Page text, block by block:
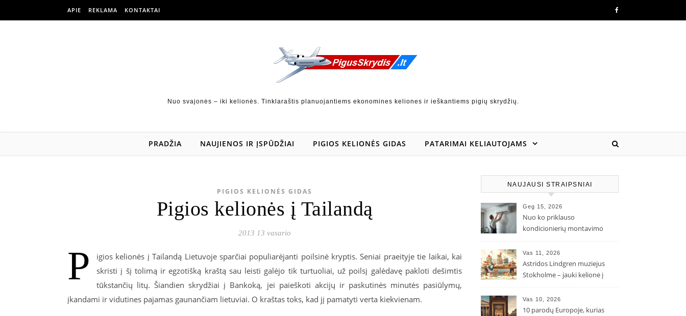
APIE REKLAMA KONTAKTAI
Nuo svajonės – iki kelionės. Tinklaraštis planuojantiems ekonomines keliones ir ieškantiems pigių skrydžių.
PRADŽIA NAUJIENOS IR ĮSPŪDŽIAI PIGIOS KELIONĖS GIDAS PATARIMAI KELIAUTOJAMS
PIGIOS KELIONĖS GIDAS
Pigios kelionės į Tailandą
2013 13 vasario
P
igios kelionės į Tailandą Lietuvoje sparčiai populiarėjanti poilsinė kryptis. Seniai praeityje tie laikai, kai
skristi į šį tolimą ir egzotišką kraštą sau leisti galėjo tik turtuoliai, už poilsį galėdavę pakloti dešimtis
tūkstančių litų. Šiandien skrydžiai į Bankoką, jei paieškoti akcijų ir paskutinės minutės pasiūlymų,
įkandami ir vidutines pajamas gaunančiam lietuviai. O kraštas toks, kad jį pamatyti verta kiekvienam.
NAUJAUSI STRAIPSNIAI
Geg 15, 2026
Nuo ko priklauso
kondicionierių montavimo
Vas 11, 2026
Astridos Lindgren muziejus
Stokholme – jauki kelionė į
Vas 10, 2026
10 parodų Europoje, kurias